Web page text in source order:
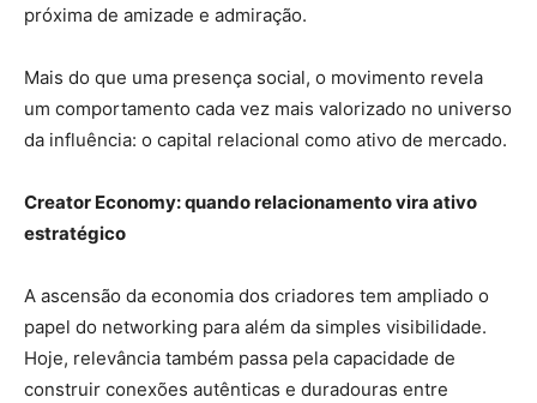
próxima de amizade e admiração.
Mais do que uma presença social, o movimento revela
um comportamento cada vez mais valorizado no universo
da influência: o capital relacional como ativo de mercado.
Creator Economy: quando relacionamento vira ativo
estratégico
A ascensão da economia dos criadores tem ampliado o
papel do networking para além da simples visibilidade.
Hoje, relevância também passa pela capacidade de
construir conexões autênticas e duradouras entre